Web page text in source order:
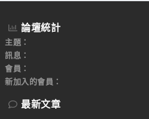
論壇統計
主題
訊息
會員
新加入的會員
最新文章